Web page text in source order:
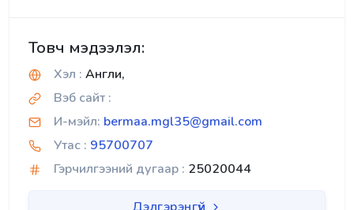
Товч мэдээлэл:
Хэл : Англи,
Вэб сайт :
И-мэйл: bermaa.mgl35@gmail.com
Утас : 95700707
Гэрчилгээний дугаар : 25020044